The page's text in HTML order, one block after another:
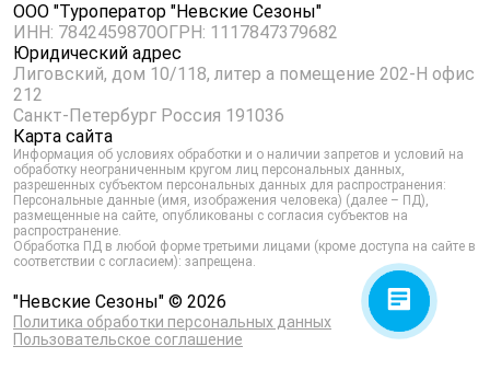
ООО "Туроператор "Невские Сезоны"
ИНН: 7842459870ОГРН: 1117847379682
Юридический адрес
Лиговский, дом 10/118, литер а помещение 202-Н офис
212
Санкт-Петербург Россия 191036
Карта сайта
Информация об условиях обработки и о наличии запретов и условий на
обработку неограниченным кругом лиц персональных данных,
разрешенных субъектом персональных данных для распространения:
Персональные данные (имя, изображения человека) (далее – ПД),
размещенные на сайте, опубликованы с согласия субъектов на
распространение.
Обработка ПД в любой форме третьими лицами (кроме доступа на сайте в
соответствии с согласием): запрещена.
"Невские Сезоны" © 2026
Политика обработки персональных данных
Пользовательское соглашение